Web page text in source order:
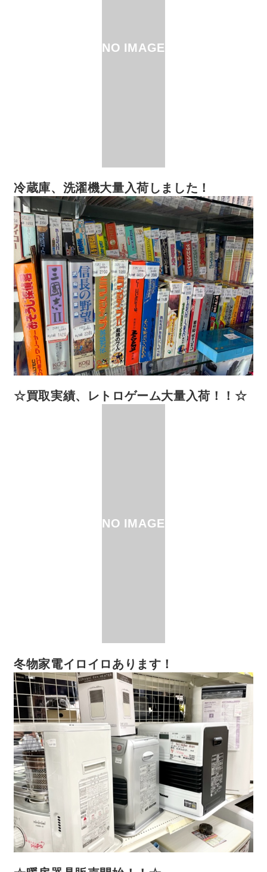
NO IMAGE
冷蔵庫、洗濯機大量入荷しました！
☆買取実績、レトロゲーム大量入荷！！☆
NO IMAGE
冬物家電イロイロあります！